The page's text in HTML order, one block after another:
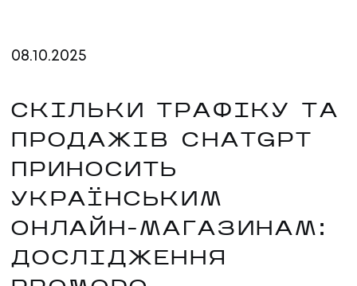
08.10.2025
СКІЛЬКИ ТРАФІКУ ТА
ПРОДАЖІВ CHATGPT
ПРИНОСИТЬ
УКРАЇНСЬКИМ
ОНЛАЙН-МАГАЗИНАМ:
ДОСЛІДЖЕННЯ